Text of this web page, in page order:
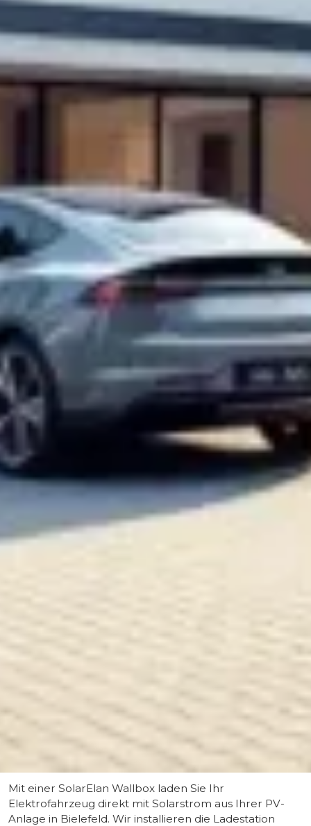
Mit einer SolarElan Wallbox laden Sie Ihr
Elektrofahrzeug direkt mit Solarstrom aus Ihrer PV-
Anlage in Bielefeld. Wir installieren die Ladestation